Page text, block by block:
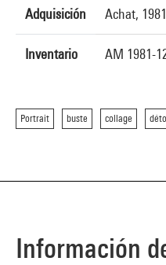
Adquisición Achat, 1981
Inventario AM 1981-
Portrait buste collage
Información